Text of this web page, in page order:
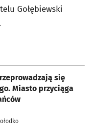
Gołębiewski
się
Miasto przyciąga